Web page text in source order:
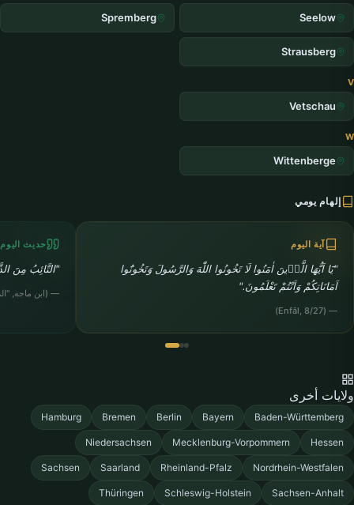
Seelow
Spremberg
Strausberg
V
Vetschau
W
Wittenberge
إلهام يومي
آية اليوم
"يَٓا اَيُّهَا الَّذ۪ينَ اٰمَنُوا لَا تَخُونُوا اللّٰهَ وَالرَّسُولَ وَتَخُونُٓوا
اَمَانَاتِكُمْ وَاَنْتُمْ تَعْلَمُونَ."
— (Enfâl, 8/27)
حديث اليوم
"التَّائِبُ مِنَ
— (ابن ماجه,
ولايات أخرى
Baden-Württemberg
Bayern
Berlin
Bremen
Hamburg
Hessen
Mecklenburg-Vorpommern
Niedersachsen
Nordrhein-Westfalen
Rheinland-Pfalz
Saarland
Sachsen
Sachsen-Anhalt
Schleswig-Holstein
Thüringen